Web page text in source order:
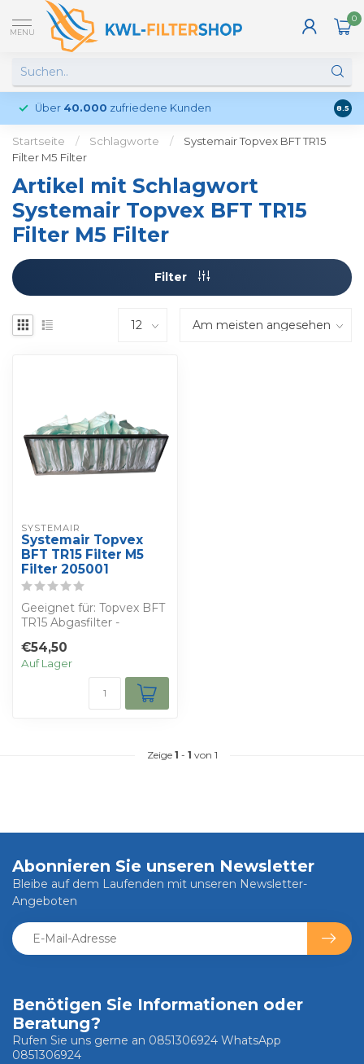
MENU
0
Über 40.000 zufriedene Kunden 8.5
Startseite / Schlagworte /
Systemair Topvex BFT TR15
Filter M5 Filter
Artikel mit Schlagwort
Systemair Topvex BFT TR15
Filter M5 Filter
Filter
SYSTEMAIR
Systemair Topvex
BFT TR15 Filter M5
Filter 205001
Geeignet für: Topvex BFT
TR15 Abgasfilter -
eigenen Rabatt ...
€54,50
Auf Lager
Zeige 1 - 1 von 1
Benötigen Sie Informationen oder
Beratung?
Rufen Sie uns gerne an 0851306924 WhatsApp
0851306924
Abonnieren Sie unseren Newsletter
Bleibe auf dem Laufenden mit unseren Newsletter-
Angeboten